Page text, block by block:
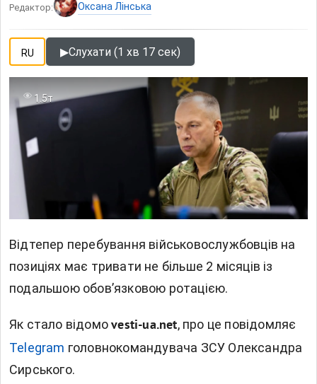
Редактор: Оксана Лінська
RU ▶Слухати (1 хв 17 сек)
1.5т
Відтепер перебування військовослужбовців на
позиціях має тривати не більше 2 місяців із
подальшою обов’язковою ротацією.
Як стало відомоvesti-ua.net, про це повідомляє
Telegram головнокомандувача ЗСУ Олександра
Сирського.